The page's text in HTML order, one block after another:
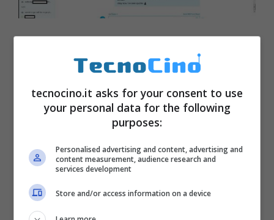
tecnocino.it asks for your consent to use
your personal data for the following
purposes:
Personalised advertising and content, advertising and
content measurement, audience research and
services development
Store and/or access information on a device